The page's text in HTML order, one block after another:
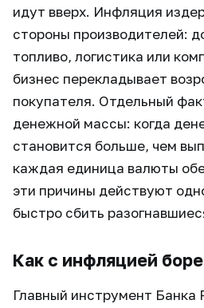
идут вверх. Инфляция
стороны производителей:
топливо, логистика или
бизнес перекладывает
покупателя. Отдельный
денежной массы: когда
становится больше, чем
каждая единица валюты
эти причины действуют
быстро сбить
Как с инфляцией
Главный инструмент Банка